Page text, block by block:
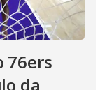
76ers
da